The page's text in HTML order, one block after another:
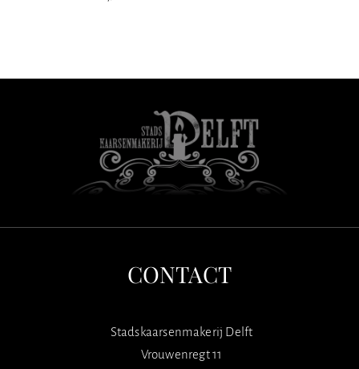
CONTACT
Stadskaarsenmakerij Delft
Vrouwenregt 11